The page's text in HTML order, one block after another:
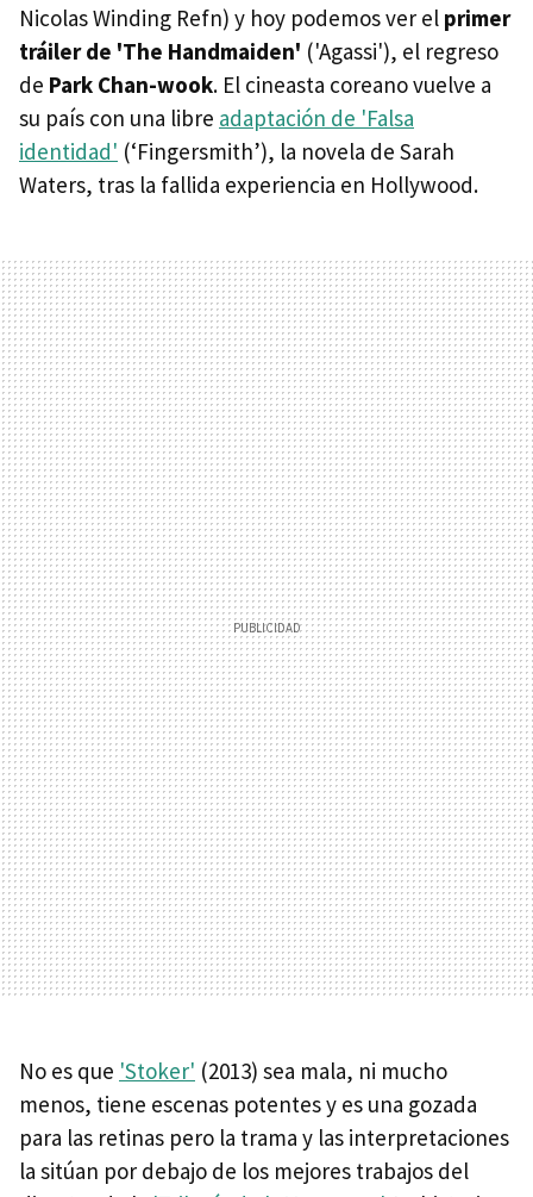
Nicolas Winding Refn) y hoy podemos ver el primer
tráiler de 'The Handmaiden' ('Agassi'), el regreso
de Park Chan-wook. El cineasta coreano vuelve a
su país con una libre adaptación de 'Falsa
identidad' (‘Fingersmith’), la novela de Sarah
Waters, tras la fallida experiencia en Hollywood.
No es que 'Stoker' (2013) sea mala, ni mucho
menos, tiene escenas potentes y es una gozada
para las retinas pero la trama y las interpretaciones
la sitúan por debajo de los mejores trabajos del